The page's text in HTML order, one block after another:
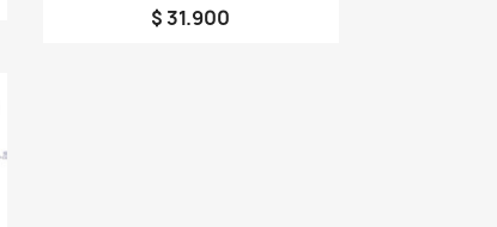
$ 31.900